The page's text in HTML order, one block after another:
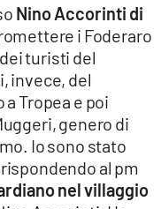
Nino Accorinti di
i Foderaro
turisti del
invece, del
Tropea e poi
genero di
Io sono stato
al pm
nel villaggio